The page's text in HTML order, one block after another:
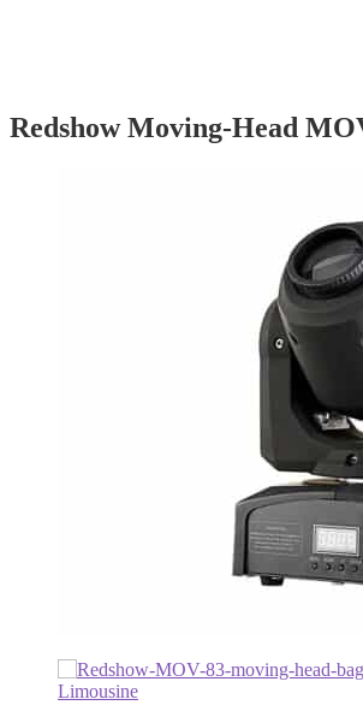
Redshow Moving-Head